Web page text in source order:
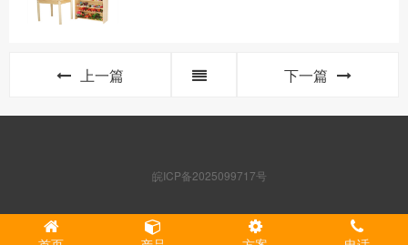
上一篇 下一篇
皖ICP备2025099717号